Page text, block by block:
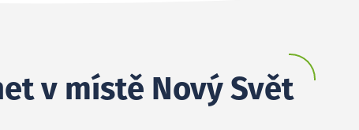
v místě Nový Svět